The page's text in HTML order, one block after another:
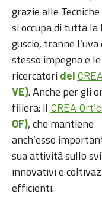
grazie alle
si occupa di tutta
guscio, tranne
stesso impegno e
ricercatori del
VE). Anche per gli
filiera: il CREA
OF), che mantiene
anch’esso
sua attività sullo
innovativi e
efficienti.